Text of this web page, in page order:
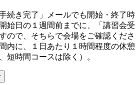
続き完了」メールでも開始・終了時
始日の１週間前までに、「講習会受
ので、そちらで会場をご確認くださ
内に、１日あたり１時間程度の休憩
短時間コースは除く）。